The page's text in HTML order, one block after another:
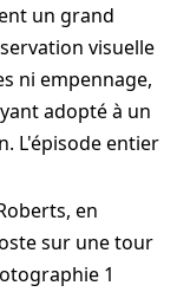
un grand
visuelle
ni empennage,
adopté à un
L'épisode entier
en
sur une tour
1